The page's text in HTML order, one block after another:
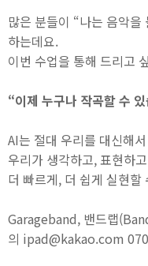
많은 분들이 “나는 음악
하는데요.
이번 수업을 통해 드리고
“이제 누구나 작곡할 수
AI는 절대 우리를 대신해
우리가 생각하고, 표현하
더 빠르게, 더 쉽게 실현
Garageband, 밴드랩
의 ipad@kakao.com